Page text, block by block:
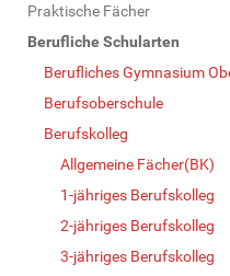
Praktische Fächer
Berufliche Schularten
Berufliches Gymnasium
Berufsoberschule
Berufskolleg
Allgemeine Fächer(BK)
1-jähriges Berufskolleg
2-jähriges Berufskolleg
3-jähriges Berufskolleg